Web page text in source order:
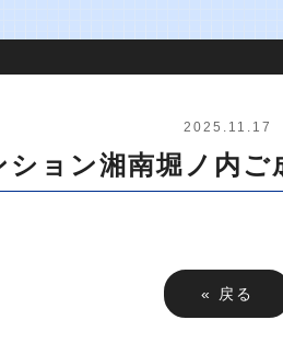
2025.11.17
ョン湘南堀ノ内ご
« 戻る